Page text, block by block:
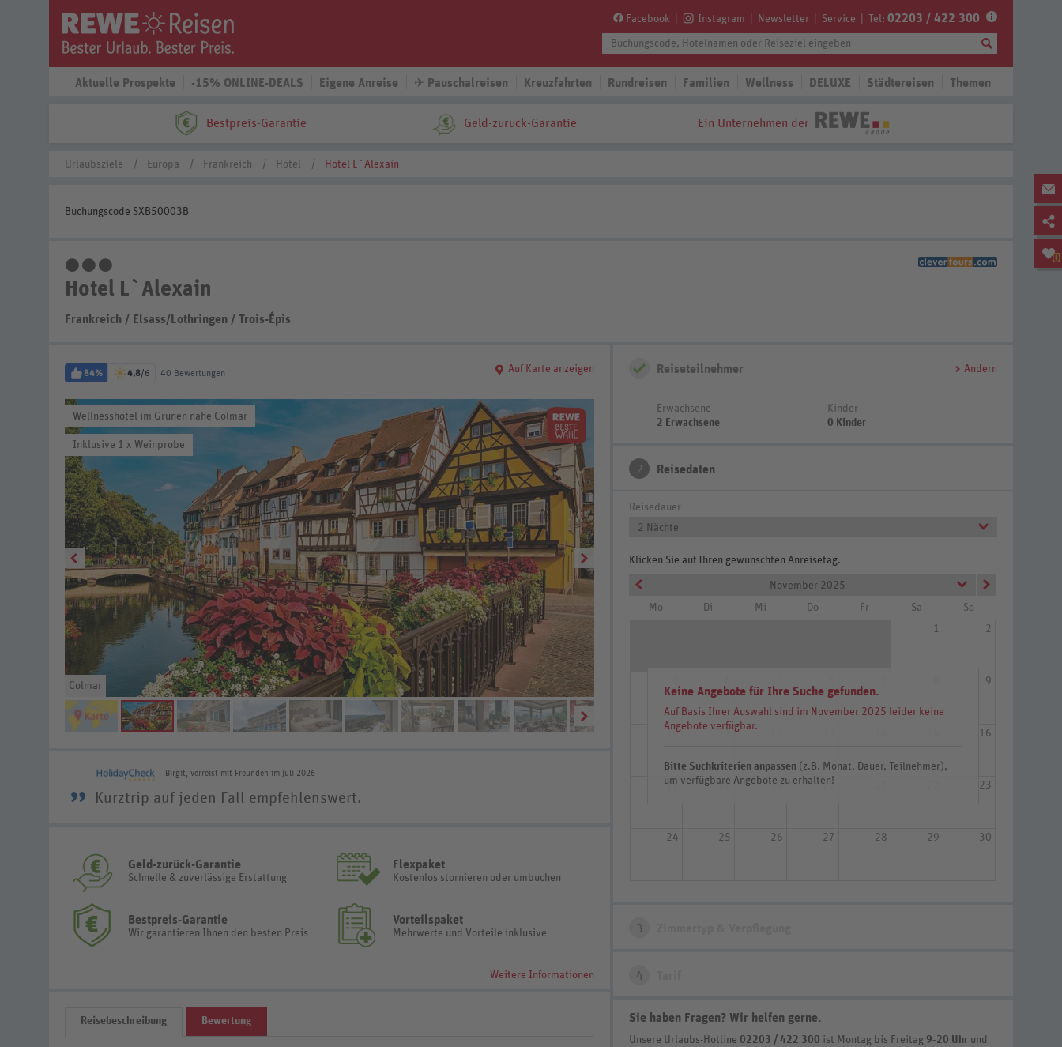
Facebook Instagram Newsletter Service Tel: 02203 / 422 300
Aktuelle Prospekte -15% ONLINE-DEALS Eigene Anreise ✈ Pauschalreisen Kreuzfahrten Rundreisen Familien Wellness DELUXE Städtereisen Themen
0
Bestpreis-Garantie Geld-zurück-Garantie Ein Unternehmen der
Urlaubsziele Europa Frankreich Hotel Hotel L`Alexain
Buchungscode SXB50003B
Hotel L`Alexain
Frankreich / Elsass/Lothringen / Trois-Épis
84% 4,8/6 40 Bewertungen Auf Karte anzeigen
Wellnesshotel im Grünen nahe Colmar
Inklusive 1 x Weinprobe
Colmar
Birgit, verreist mit Freunden im Juli 2026
” Kurztrip auf jeden Fall empfehlenswert.
Geld-zurück-Garantie
Schnelle & zuverlässige Erstattung
Flexpaket
Kostenlos stornieren oder umbuchen
Bestpreis-Garantie
Wir garantieren Ihnen den besten Preis
Vorteilspaket
Mehrwerte und Vorteile inklusive
Weitere Informationen
Reisebeschreibung Bewertung
Reiseteilnehmer Ändern
Erwachsene
2 Erwachsene
Kinder
0 Kinder
2 Reisedaten
Reisedauer
2 Nächte
Klicken Sie auf Ihren gewünschten Anreisetag.
Keine Angebote für Ihre Suche gefunden.
Auf Basis Ihrer Auswahl sind im November 2025 leider keine
Angebote verfügbar.
Bitte Suchkriterien anpassen (z.B. Monat, Dauer, Teilnehmer),
um verfügbare Angebote zu erhalten!
November 2025
Mo
Di Mi Do Fr Sa
So
1
2
9
10 11 16
17 18 19 20 23
24 25 26 27 28 29 30
3
4
Sie haben Fragen? Wir helfen gerne.
Unsere Urlaubs-Hotline 02203 / 422 300 ist Montag bis Freitag 9-20 Uhr und